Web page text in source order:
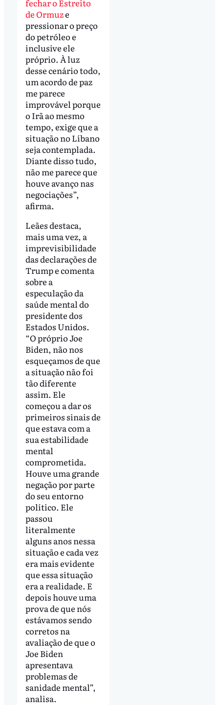
fechar o Estreito
de Ormuze
pressionar o preço
do petróleo e
inclusive ele
próprio. À luz
desse cenário todo,
um acordo de paz
me parece
improvável porque
o Irã ao mesmo
tempo, exige que a
situação no Líbano
seja contemplada.
Diante disso tudo,
não me parece que
houve avanço nas
negociações”,
afirma.
Leães destaca,
mais uma vez, a
imprevisibilidade
das declarações de
Trump e comenta
sobre a
especulação da
saúde mental do
presidente dos
Estados Unidos.
“O próprio Joe
Biden, não nos
esqueçamos de que
a situação não foi
tão diferente
assim. Ele
começou a dar os
primeiros sinais de
que estava com a
sua estabilidade
mental
comprometida.
Houve uma grande
negação por parte
do seu entorno
político. Ele
passou
literalmente
alguns anos nessa
situação e cada vez
era mais evidente
que essa situação
era a realidade. E
depois houve uma
prova de que nós
estávamos sendo
corretos na
avaliação de que o
Joe Biden
apresentava
problemas de
sanidade mental”,
analisa.